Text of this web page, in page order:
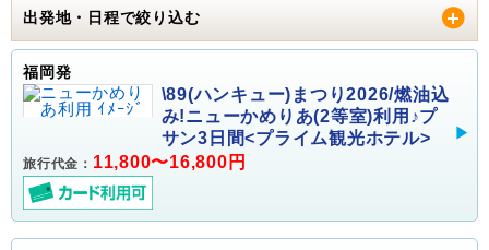
出発地・日程で絞り込む
福岡発
\89(ハンキュー)まつり2026/燃油込
み!ニューかめりあ(2等室)利用♪プ
サン3日間<プライム観光ホテル>
旅行代金： 11,800〜16,800円